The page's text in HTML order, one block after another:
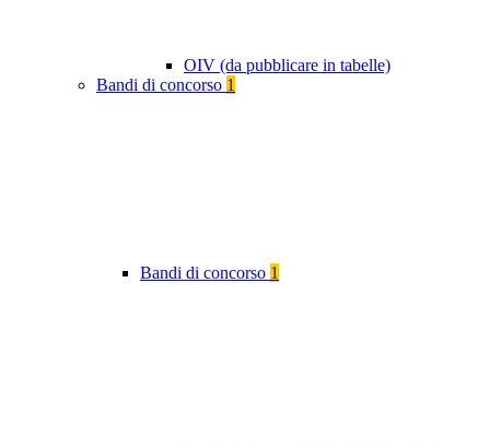
OIV (da pubblicare in tabelle)
Bandi di concorso 1
Bandi di concorso 1